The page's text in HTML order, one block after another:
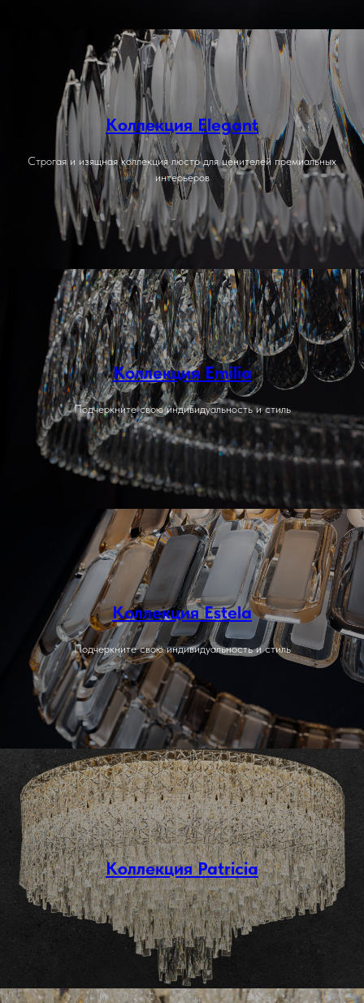
Коллекция Elegant
Строгая и изящная коллекция люстр для ценителей премиальных
интерьеров
Коллекция Emilia
Подчеркните свою индивидуальность и стиль
Коллекция Estela
Подчеркните свою индивидуальность и стиль
Коллекция Patricia